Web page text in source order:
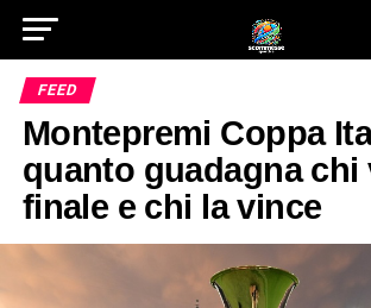
FEED
Montepremi Coppa
quanto guadagna chi
finale e chi la vince